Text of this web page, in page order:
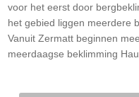
voor het eerst door
het gebied liggen meerdere
Vanuit Zermatt beginnen
meerdaagse beklimming